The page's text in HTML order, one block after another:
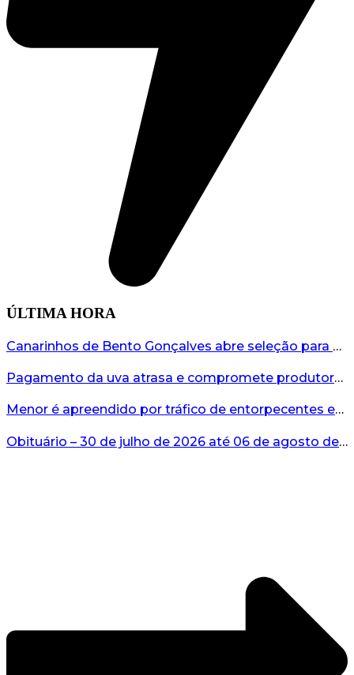
ÚLTIMA HORA
Canarinhos de Bento Gonçalves abre seleção para novos integrantes...
Pagamento da uva atrasa e compromete produtores...
Menor é apreendido por tráfico de entorpecentes em Veranópolis...
Obituário – 30 de julho de 2026 até 06 de agosto de 2026...